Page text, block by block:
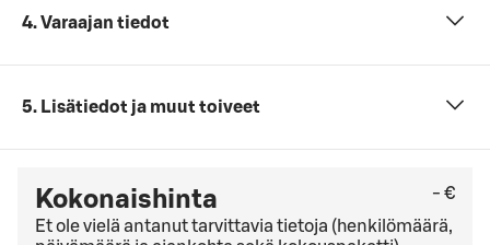
4. Varaajan tiedot
5. Lisätiedot ja muut toiveet
Kokonaishinta
- €
Et ole vielä antanut tarvittavia tietoja (henkilömäärä,